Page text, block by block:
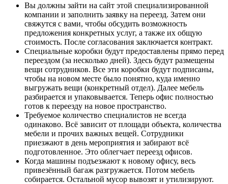
Вы должны зайти на сайт этой специализированной
компании и заполнить заявку на переезд. Затем они
свяжутся с вами, чтобы обсудить возможность
предложения конкретных услуг, а также их общую
стоимость. После согласования заключается контракт.
Специальные коробки будут предоставлены прямо перед
переездом (за несколько дней). Здесь будут размещены
вещи сотрудников. Все эти коробки будут подписаны,
чтобы на новом месте было понятно, куда именно
выгружать вещи (конкретный отдел). Далее мебель
разбирается и упаковывается. Теперь офис полностью
готов к переезду на новое пространство.
Требуемое количество специалистов не всегда
одинаково. Всё зависит от площади объекта, количества
мебели и прочих важных вещей. Сотрудники
приезжают в день мероприятия и забирают всё
подготовленное. Это облегчает переезд офисов.
Когда машины подъезжают к новому офису, весь
привезённый багаж разгружается. Потом мебель
собирается. Остальной мусор вывозят и утилизируют.